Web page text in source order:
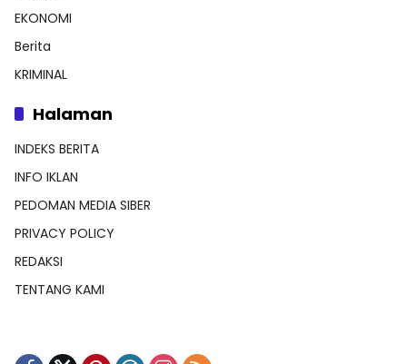
EKONOMI
Berita
KRIMINAL
Halaman
INDEKS BERITA
INFO IKLAN
PEDOMAN MEDIA SIBER
PRIVACY POLICY
REDAKSI
TENTANG KAMI